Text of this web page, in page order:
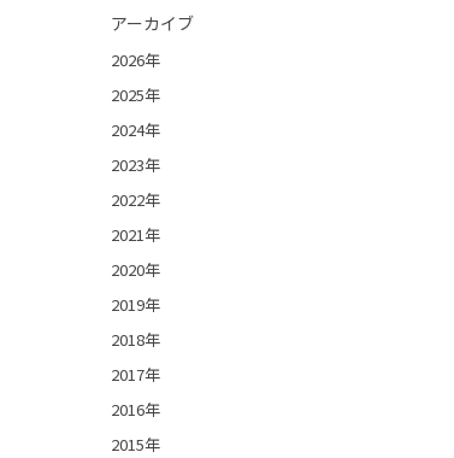
アーカイブ
2026年
2025年
2024年
2023年
2022年
2021年
2020年
2019年
2018年
2017年
2016年
2015年